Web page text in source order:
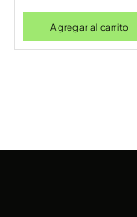
Agregar al carrito